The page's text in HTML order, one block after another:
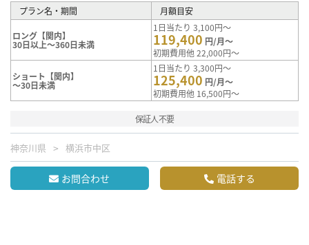
プラン名・期間 月額目安
ロング【関内】
30日以上～360日未満
1日当たり 3,100円～
119,400 円/月～
初期費用他 22,000円～
ショート【関内】
～30日未満
1日当たり 3,300円～
125,400 円/月～
初期費用他 16,500円～
保証人不要
神奈川県 横浜市中区
お問合わせ 電話する